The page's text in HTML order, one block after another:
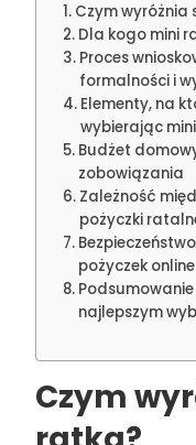
Czym wyróżnia
Dla kogo mini
Proces
formalności i
Elementy, na
wybierając
Budżet
zobowiązania
Zależność
pożyczki
pożyczek online
najlepszym
Czym